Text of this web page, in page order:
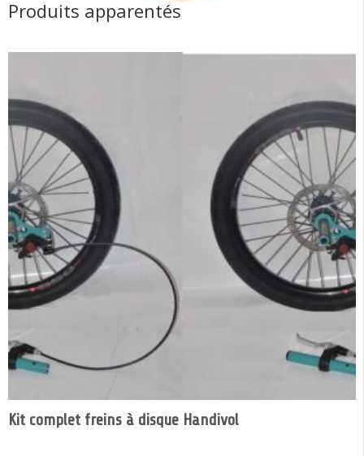
Produits apparentés
Kit complet freins à disque Handivol